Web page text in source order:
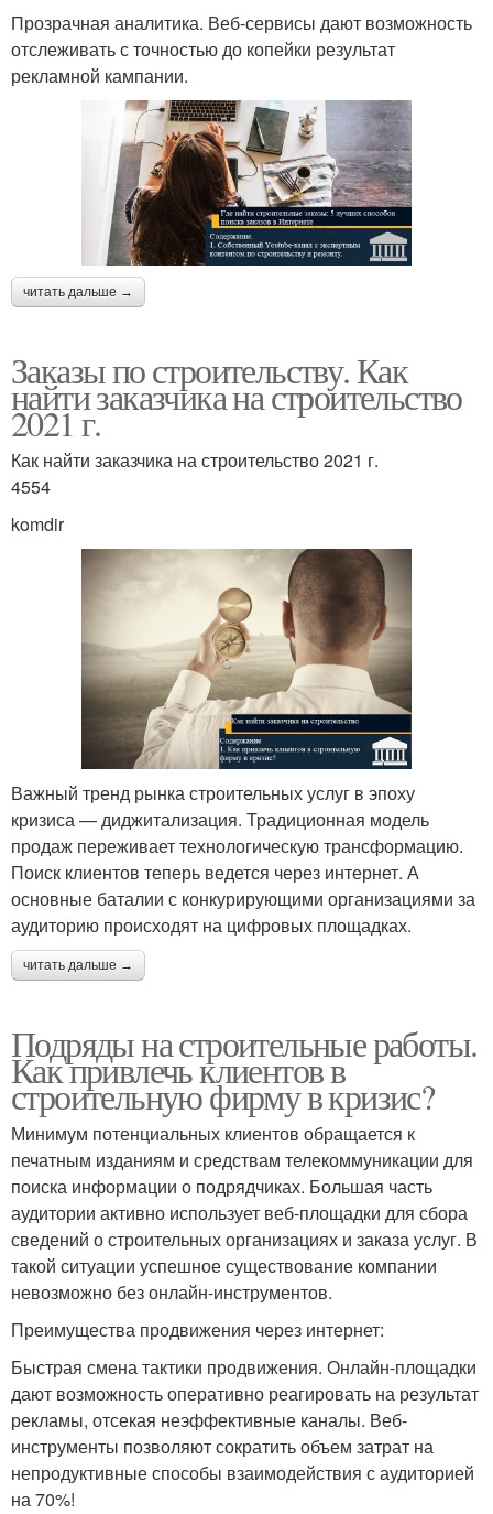
Прозрачная аналитика. Веб-сервисы дают возможность
отслеживать с точностью до копейки результат
рекламной кампании.
читать дальше →
Заказы по строительству. Как
найти заказчика на строительство
2021 г.
Как найти заказчика на строительство 2021 г.
4554
komdir
Важный тренд рынка строительных услуг в эпоху
кризиса — диджитализация. Традиционная модель
продаж переживает технологическую трансформацию.
Поиск клиентов теперь ведется через интернет. А
основные баталии с конкурирующими организациями за
аудиторию происходят на цифровых площадках.
читать дальше →
Подряды на строительные работы.
Как привлечь клиентов в
строительную фирму в кризис?
Минимум потенциальных клиентов обращается к
печатным изданиям и средствам телекоммуникации для
поиска информации о подрядчиках. Большая часть
аудитории активно использует веб-площадки для сбора
сведений о строительных организациях и заказа услуг. В
такой ситуации успешное существование компании
невозможно без онлайн-инструментов.
Преимущества продвижения через интернет:
Быстрая смена тактики продвижения. Онлайн-площадки
дают возможность оперативно реагировать на результат
рекламы, отсекая неэффективные каналы. Веб-
инструменты позволяют сократить объем затрат на
непродуктивные способы взаимодействия с аудиторией
на 70%!